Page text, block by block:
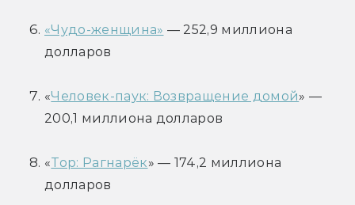
«Чудо-женщина» — 252,9 миллиона
долларов
«Человек-паук: Возвращение домой» —
200,1 миллиона долларов
«Тор: Рагнарёк» — 174,2 миллиона
долларов